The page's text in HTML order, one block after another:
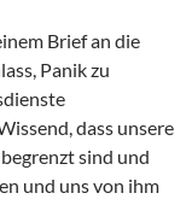
Brief an die
Panik zu
dass unsere
sind und
und uns von ihm